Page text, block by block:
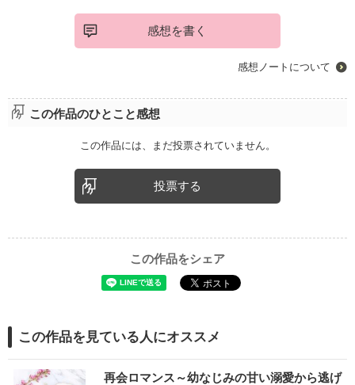
感想を書く
感想ノートについて
この作品のひとこと感想
この作品には、まだ投票されていません。
投票する
この作品をシェア
この作品を見ている人にオススメ
再会ロマンス～幼なじみの甘い溺愛から逃げ